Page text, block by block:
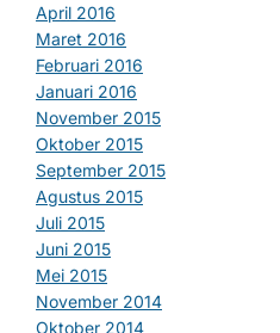
April 2016
Maret 2016
Februari 2016
Januari 2016
November 2015
Oktober 2015
September 2015
Agustus 2015
Juli 2015
Juni 2015
Mei 2015
November 2014
Oktober 2014